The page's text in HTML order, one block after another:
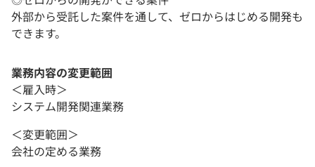
外部から受託した案件を通して、ゼロからはじめる開発も
できます。
業務内容の変更範囲
＜雇入時＞
システム開発関連業務
＜変更範囲＞
会社の定める業務